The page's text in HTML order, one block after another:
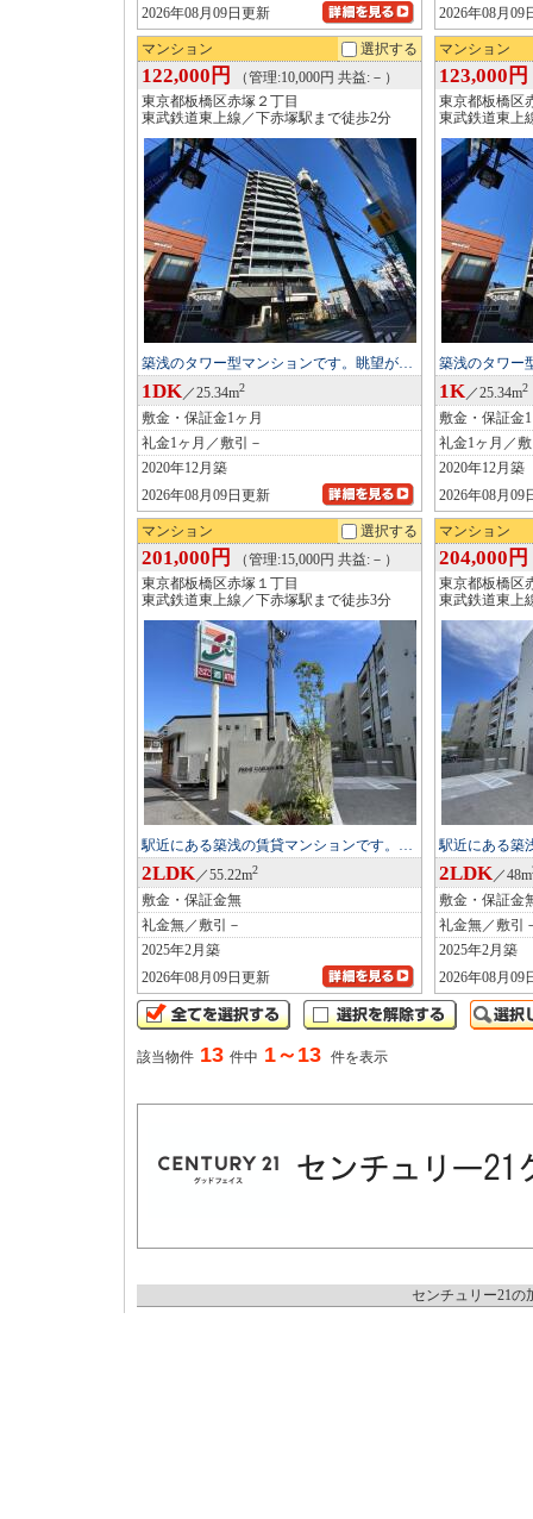
2026年08月09日更新 2026年08月09
マンション 選択する
122,000円
（管理:10,000円 共益:－）
東京都板橋区赤塚２丁目
東武鉄道東上線／下赤塚駅まで徒歩2分
築浅のタワー型マンションです。眺望が…
1DK／25.34m2
敷金・保証金1ヶ月
礼金1ヶ月／敷引－
2020年12月築
2026年08月09日更新
マンション
123,000円
東京都板橋区
東武鉄道東上
築浅のタワー
1K／25.34m2
敷金・保証金
礼金1ヶ月／
2020年12月築
2026年08月09
マンション 選択する
201,000円
（管理:15,000円 共益:－）
東京都板橋区赤塚１丁目
東武鉄道東上線／下赤塚駅まで徒歩3分
駅近にある築浅の賃貸マンションです。…
2LDK／55.22m2
敷金・保証金無
礼金無／敷引－
2025年2月築
2026年08月09日更新
マンション
204,000円
東京都板橋区
東武鉄道東上
駅近にある築
2LDK／48m
敷金・保証金
礼金無／敷引
2025年2月築
2026年08月09
該当物件 13 件中 1～13 件を表示
センチュリー21の